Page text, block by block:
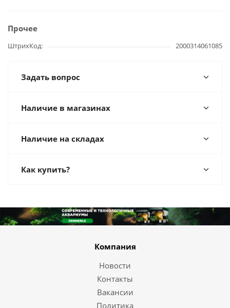
Прочее
ШтрихКод 2000314061085
Задать вопрос
Наличие в магазинах
Наличие на складах
Как купить?
Компания
Новости
Контакты
Вакансии
Политика